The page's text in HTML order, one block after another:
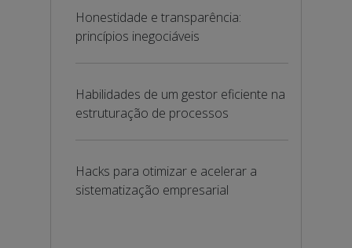
Honestidade e transparência:
princípios inegociáveis
Habilidades de um gestor eficiente na
estruturação de processos
Hacks para otimizar e acelerar a
sistematização empresarial